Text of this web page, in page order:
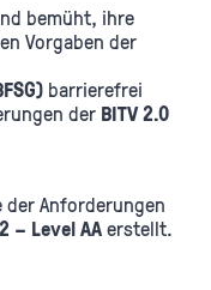
bemüht, ihre
Vorgaben der
barrierefrei
der BITV 2.0
der Anforderungen
– Level AAerstellt.